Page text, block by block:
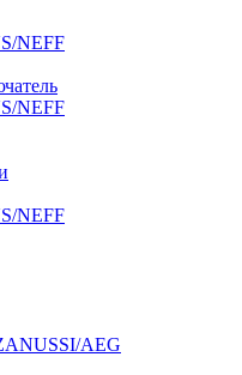
NEFF
NEFF
NEFF
AEG